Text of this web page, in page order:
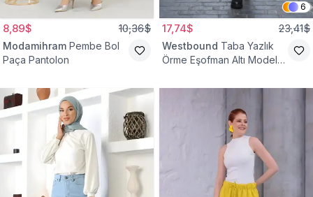
8,89$ 10,36$
Modamihram Pembe Bol
Paça Pantolon
6
17,74$ 23,41$
Westbound Taba Yazlık
Örme Eşofman Altı Model